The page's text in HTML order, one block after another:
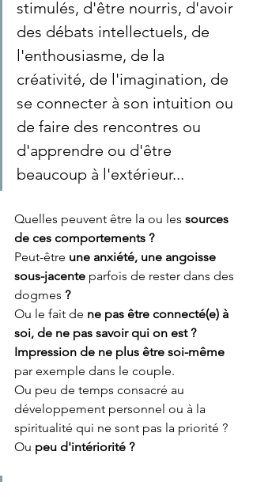
stimulés, d'être nourris, d'avoir
des débats intellectuels, de
l'enthousiasme, de la
créativité, de l'imagination, de
se connecter à son intuition ou
de faire des rencontres ou
d'apprendre ou d'être
beaucoup à l'extérieur...
Quelles peuvent être la ou les sources
de ces comportements ?
Peut-être une anxiété, une angoisse
sous-jacente parfois de rester dans des
dogmes ?
Ou le fait de ne pas être connecté(e) à
soi, de ne pas savoir qui on est ?
Impression de ne plus être soi-même
par exemple dans le couple.
Ou peu de temps consacré au
développement personnel ou à la
spiritualité qui ne sont pas la priorité ?
Ou peu d'intériorité ?